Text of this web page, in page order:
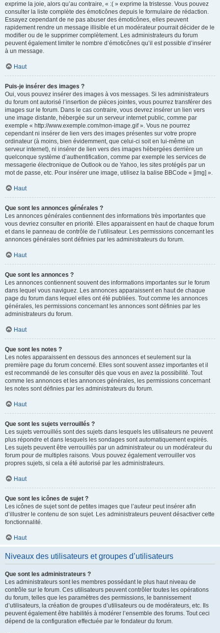
exprime la joie, alors qu’au contraire, « :( » exprime la tristesse. Vous pouvez
consulter la liste complète des émoticônes depuis le formulaire de rédaction.
Essayez cependant de ne pas abuser des émoticônes, elles peuvent
rapidement rendre un message illisible et un modérateur pourrait décider de le
modifier ou de le supprimer complètement. Les administrateurs du forum
peuvent également limiter le nombre d’émoticônes qu’il est possible d’insérer
à un message.
Haut
Puis-je insérer des images ?
Oui, vous pouvez insérer des images à vos messages. Si les administrateurs
du forum ont autorisé l’insertion de pièces jointes, vous pourrez transférer des
images sur le forum. Dans le cas contraire, vous devrez insérer un lien vers
une image distante, hébergée sur un serveur internet public, comme par
exemple « http://www.exemple.com/mon-image.gif ». Vous ne pourrez
cependant ni insérer de lien vers des images présentes sur votre propre
ordinateur (à moins, bien évidemment, que celui-ci soit en lui-même un
serveur internet), ni insérer de lien vers des images hébergées derrière un
quelconque système d’authentification, comme par exemple les services de
messagerie électronique de Outlook ou de Yahoo, les sites protégés par un
mot de passe, etc. Pour insérer une image, utilisez la balise BBCode « [img] ».
Haut
Que sont les annonces générales ?
Les annonces générales contiennent des informations très importantes que
vous devriez consulter en priorité. Elles apparaissent en haut de chaque forum
et dans le panneau de contrôle de l’utilisateur. Les permissions concernant les
annonces générales sont définies par les administrateurs du forum.
Haut
Que sont les annonces ?
Les annonces contiennent souvent des informations importantes sur le forum
dans lequel vous naviguez. Les annonces apparaissent en haut de chaque
page du forum dans lequel elles ont été publiées. Tout comme les annonces
générales, les permissions concernant les annonces sont définies par les
administrateurs du forum.
Haut
Que sont les notes ?
Les notes apparaissent en dessous des annonces et seulement sur la
première page du forum concerné. Elles sont souvent assez importantes et il
est recommandé de les consulter dès que vous en avez la possibilité. Tout
comme les annonces et les annonces générales, les permissions concernant
les notes sont définies par les administrateurs du forum.
Haut
Que sont les sujets verrouillés ?
Les sujets verrouillés sont des sujets dans lesquels les utilisateurs ne peuvent
plus répondre et dans lesquels les sondages sont automatiquement expirés.
Les sujets peuvent être verrouillés par un administrateur ou un modérateur du
forum pour de multiples raisons. Vous pouvez également verrouiller vos
propres sujets, si cela a été autorisé par les administrateurs.
Haut
Que sont les icônes de sujet ?
Les icônes de sujet sont de petites images que l’auteur peut insérer afin
d’illustrer le contenu de son sujet. Les administrateurs peuvent désactiver cette
fonctionnalité.
Haut
Niveaux des utilisateurs et groupes d’utilisateurs
Que sont les administrateurs ?
Les administrateurs sont les membres possédant le plus haut niveau de
contrôle sur le forum. Ces utilisateurs peuvent contrôler toutes les opérations
du forum, telles que les paramètres des permissions, le bannissement
d’utilisateurs, la création de groupes d’utilisateurs ou de modérateurs, etc. Ils
peuvent également être habilités à modérer l’ensemble des forums. Tout ceci
dépend de la configuration effectuée par le fondateur du forum.